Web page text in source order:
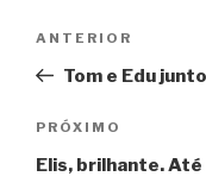
Post
Anterior
ANTERIOR
Tom e Edu
Próximo
PRÓXIMO
Elis, brilhante. Até